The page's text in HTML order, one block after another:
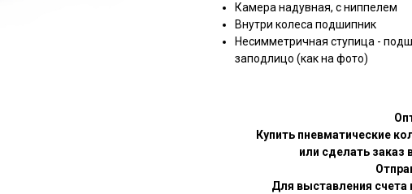
Камера надувная, с ниппелем
Внутри колеса подшипник
Несимметричная ступица -
заподлицо (как на фото)
Купить пневматические
или сделать
Для выставления счета